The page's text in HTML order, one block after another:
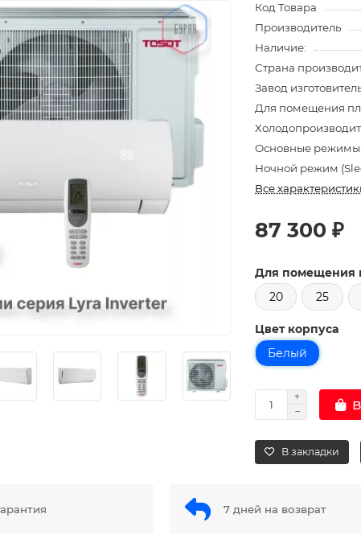
Код Товара
Производитель
Наличие:
Страна
Завод
Для помещения
Основные режимы
Ночной режим
Все
87 300 ₽
Для помещения
20
25
Цвет корпуса
Белый
В закладки
7 дней на возврат